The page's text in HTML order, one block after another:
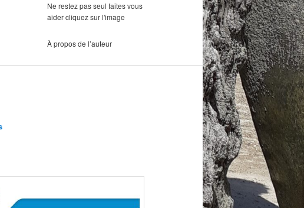
Ne restez pas seul faites vous
aider cliquez sur l'image
À propos de l’auteur